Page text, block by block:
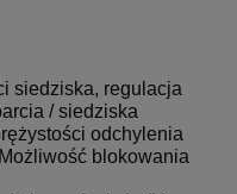
siedziska, regulacja
/ siedziska
odchylenia
blokowania